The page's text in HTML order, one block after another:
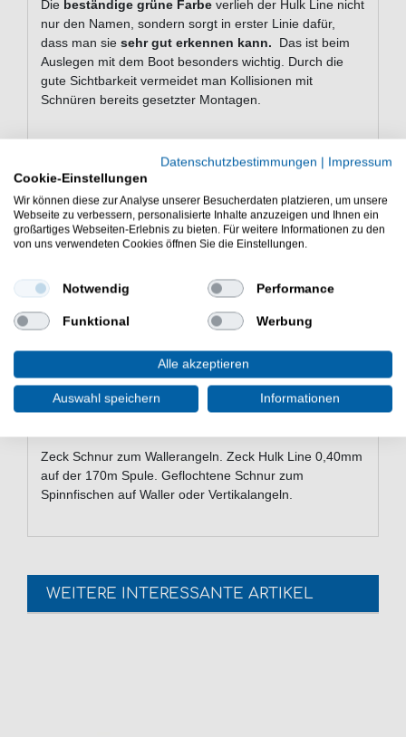
Die beständige grüne Farbe verlieh der Hulk Line nicht
nur den Namen, sondern sorgt in erster Linie dafür,
dass man sie sehr gut erkennen kann. Das ist beim
Auslegen mit dem Boot besonders wichtig. Durch die
gute Sichtbarkeit vermeidet man Kollisionen mit
Schnüren bereits gesetzter Montagen.
Die Länge dieser Spulen wurde so bemessen, dass sie genau
für gängige Wallerrollen passt, die zum Spinnfischen auf Waller
verwendet werden,ohne dass Sie zu viel oder zu wenig Schnur
haben.
Eigenschaften der Zeck Hulk Line
Enge Flechtung
Glatte Oberfläche
Hohe Abriebfestigkeit
Gute Sichtbarkeit
Tragkraft: 27kg
Zeck Schnur zum Wallerangeln. Zeck Hulk Line 0,40mm
auf der 170m Spule. Geflochtene Schnur zum
Spinnfischen auf Waller oder Vertikalangeln.
WEITERE INTERESSANTE ARTIKEL
Datenschutzbestimmungen | Impressum
Cookie-Einstellungen
Wir können diese zur Analyse unserer Besucherdaten platzieren, um unsere
Webseite zu verbessern, personalisierte Inhalte anzuzeigen und Ihnen ein
großartiges Webseiten-Erlebnis zu bieten. Für weitere Informationen zu den
von uns verwendeten Cookies öffnen Sie die Einstellungen.
Notwendig Performance
Funktional Werbung
Alle akzeptieren
Auswahl speichern Informationen